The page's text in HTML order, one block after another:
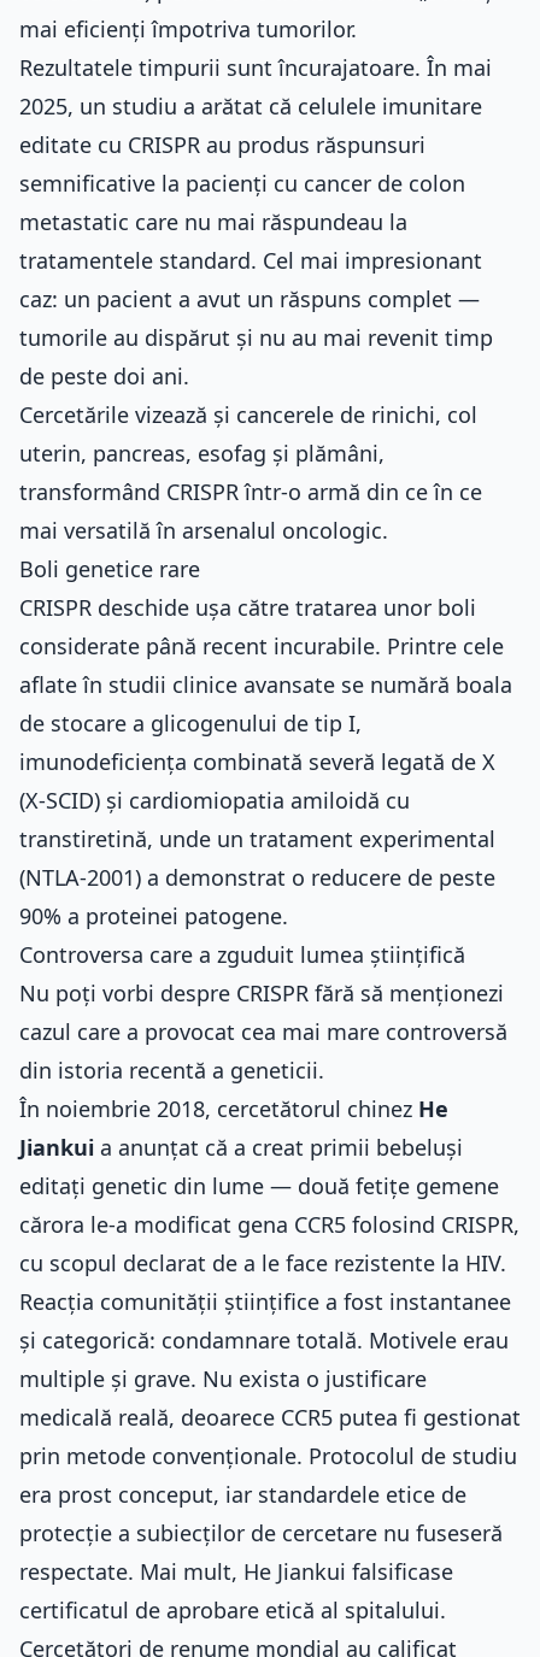
mai eficienți împotriva tumorilor.
Rezultatele timpurii sunt încurajatoare. În mai
2025, un studiu a arătat că celulele imunitare
editate cu CRISPR au produs răspunsuri
semnificative la pacienți cu cancer de colon
metastatic care nu mai răspundeau la
tratamentele standard. Cel mai impresionant
caz: un pacient a avut un răspuns complet —
tumorile au dispărut și nu au mai revenit timp
de peste doi ani.
Cercetările vizează și cancerele de rinichi, col
uterin, pancreas, esofag și plămâni,
transformând CRISPR într-o armă din ce în ce
mai versatilă în arsenalul oncologic.
Boli genetice rare
CRISPR deschide ușa către tratarea unor boli
considerate până recent incurabile. Printre cele
aflate în studii clinice avansate se numără boala
de stocare a glicogenului de tip I,
imunodeficiența combinată severă legată de X
(X-SCID) și cardiomiopatia amiloidă cu
transtiretină, unde un tratament experimental
(NTLA-2001) a demonstrat o reducere de peste
90% a proteinei patogene.
Controversa care a zguduit lumea științifică
Nu poți vorbi despre CRISPR fără să menționezi
cazul care a provocat cea mai mare controversă
din istoria recentă a geneticii.
În noiembrie 2018, cercetătorul chinez He
Jiankui a anunțat că a creat primii bebeluși
editați genetic din lume — două fetițe gemene
cărora le-a modificat gena CCR5 folosind CRISPR,
cu scopul declarat de a le face rezistente la HIV.
Reacția comunității științifice a fost instantanee
și categorică: condamnare totală. Motivele erau
multiple și grave. Nu exista o justificare
medicală reală, deoarece CCR5 putea fi gestionat
prin metode convenționale. Protocolul de studiu
era prost conceput, iar standardele etice de
protecție a subiecților de cercetare nu fuseseră
respectate. Mai mult, He Jiankui falsificase
certificatul de aprobare etică al spitalului.
Cercetători de renume mondial au calificat